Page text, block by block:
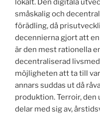
lokalt. Den digitala
småskalig och
förädling, då
decennierna gjort att
är den mest rationella
decentraliserad
möjligheten att ta till
annars suddas ut då
produktion. Terroir, den
delar med sig av,